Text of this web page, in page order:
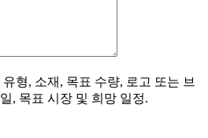
형, 소재, 목표 수량, 로고 또는 브
, 목표 시장 및 희망 일정.